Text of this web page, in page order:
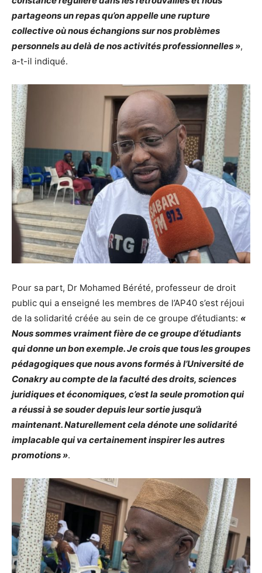
partageons un repas qu’on appelle une rupture
collective où nous échangions sur nos problèmes
personnels au delà de nos activités professionnelles »,
a-t-il indiqué.
Pour sa part, Dr Mohamed Bérété, professeur de droit
public qui a enseigné les membres de l’AP40 s’est réjoui
de la solidarité créée au sein de ce groupe d’étudiants: «
Nous sommes vraiment fière de ce groupe d’étudiants
qui donne un bon exemple. Je crois que tous les groupes
pédagogiques que nous avons formés à l’Université de
Conakry au compte de la faculté des droits, sciences
juridiques et économiques, c’est la seule promotion qui
a réussi à se souder depuis leur sortie jusqu’à
maintenant. Naturellement cela dénote une solidarité
implacable qui va certainement inspirer les autres
promotions ».